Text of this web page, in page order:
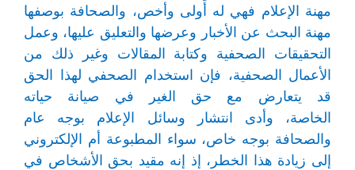
مهنة الإعلام فهي له أَولى وأخص، والصحافة بوصفها
مهنة البحث عن الأخبار وعرضها والتعليق عليها، وعمل
التحقيقات الصحفية وكتابة المقالات وغير ذلك من
الأعمال الصحفية، فإن استخدام الصحفي لهذا الحق
قد يتعارض مع حق الغير في صيانة حياته
الخاصة، وأدى انتشار وسائل الإعلام بوجه عام
والصحافة بوجه خاص، سواء المطبوعة أم الإلكتروني
إلى زيادة هذا الخطر، إذ إنه مقيد بحق الأشخاص في